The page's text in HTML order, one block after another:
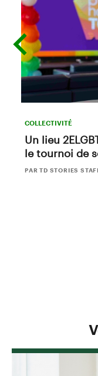
COLLECTIVITÉ
Un lieu
le tournoi de
PAR TD STORIES
previous
slide